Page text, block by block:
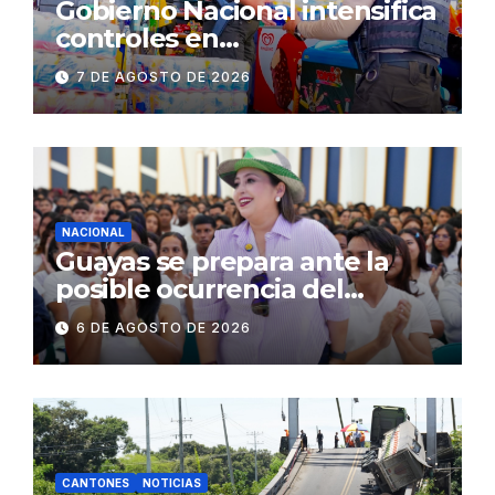
Gobierno Nacional intensifica
controles en
establecimientos y espacios
públicos de Pichincha: 684
operativos en zonas
comerciales y de
concurrencia
7 DE AGOSTO DE 2026
NACIONAL
Guayas se prepara ante la
posible ocurrencia del
fenómeno de El Niño:
Gobierno Nacional capacita a
2.500 jóvenes
6 DE AGOSTO DE 2026
CANTONES NOTICIAS